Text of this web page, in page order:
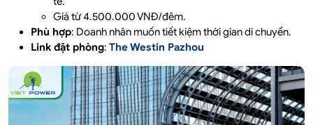
Giá từ 4.500.000 VNĐ/đêm.
Phù hợp: Doanh nhân muốn tiết kiệm thời gian di chuyển.
Link đặt phòng: The Westin Pazhou